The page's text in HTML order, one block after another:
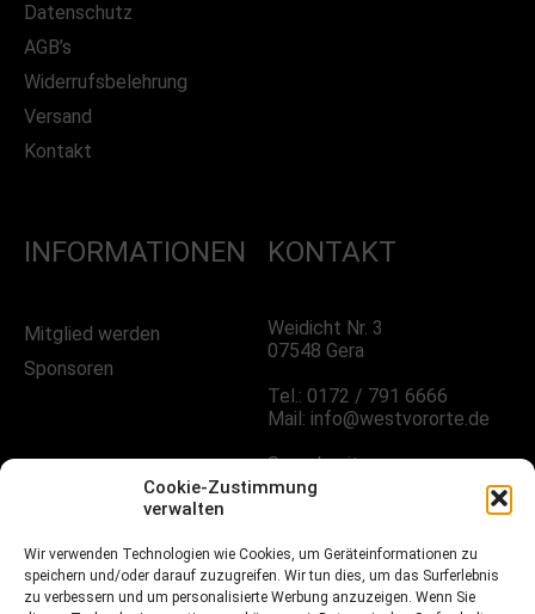
Cookie-Zustimmung
verwalten
Wir verwenden Technologien wie Cookies, um Geräteinformationen zu
speichern und/oder darauf zuzugreifen. Wir tun dies, um das Surferlebnis
zu verbessern und um personalisierte Werbung anzuzeigen. Wenn Sie
Datenschutz
AGB’s
Widerrufsbelehrung
Versand
Kontakt
INFORMATIONEN
Mitglied werden
Sponsoren
KONTAKT
Weidicht Nr. 3
07548 Gera
Tel.: 0172 / 791 6666
Mail: info@westvororte.de
Sprechzeiten:
Nach Vereinbarung
FOLGE UNS!